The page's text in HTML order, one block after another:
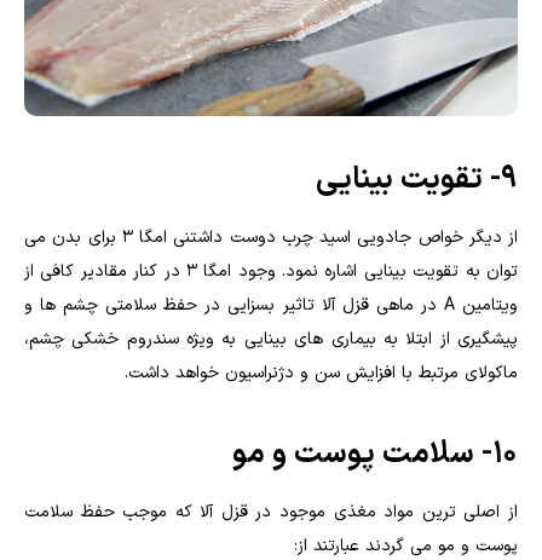
۹- تقویت بینایی
از دیگر خواص جادویی اسید چرب دوست داشتنی امگا ۳ برای بدن می
توان به تقویت بینایی اشاره نمود. وجود امگا ۳ در کنار مقادیر کافی از
ویتامین A در ماهی قزل آلا تاثیر بسزایی در حفظ سلامتی چشم ها و
پیشگیری از ابتلا به بیماری های بینایی به ویژه سندروم خشکی چشم،
ماکولای مرتبط با افزایش سن و دژنراسیون خواهد داشت.
۱۰- سلامت پوست و مو
از اصلی ترین مواد مغذی موجود در قزل آلا که موجب حفظ سلامت
پوست و مو می گردند عبارتند از: